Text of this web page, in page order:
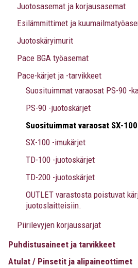
Juotosasemat ja korjausasemat
Esilämmittimet ja
Juotoskäryimurit
Pace BGA työasemat
Pace-kärjet ja -tarvikkeet
Suosituimmat varaosat PS-90 -
PS-90 -juotoskärjet
Suosituimmat varaosat SX-
SX-100 -imukärjet
TD-100 -juotoskärjet
TD-200 -juotoskärjet
OUTLET varastosta poistuvat
juotoslaitteisiin.
Piirilevyjen korjaussarjat
Puhdistusaineet ja tarvikkeet
Atulat / Pinsetit ja alipaineottimet